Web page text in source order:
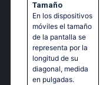
Tamaño
En los dispositivos
móviles el tamaño
de la pantalla se
representa por la
longitud de su
diagonal, medida
en pulgadas.